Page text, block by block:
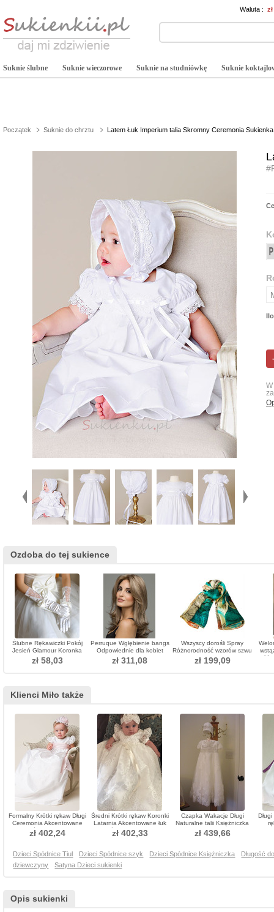
Waluta :
Suknie ślubne Suknie wieczorowe Suknie na studniówkę Suknie
Początek Suknie do chrztu Latem Łuk Imperium talia Skromny Ceremonia
Ozdoba do tej sukience
Ślubne Rękawiczki Pokój
Jesień Glamour Koronka
Tkanina Bow Tie
zł 58,03
Perruque Wgłębienie bangs
Odpowiednie dla kobiet
Long Curly Long Curly
zł 311,08
Wszyscy dorośli Spray
Różnorodność wzorów szwu
kwiatowego
zł 199,09
kość
Klienci Miło także
Formalny Krótki rękaw Długi
Ceremonia Akcentowane
łuk Spódnica do chrztu
zł 402,24
Średni Krótki rękaw Koronki
Latarnia Akcentowane łuk
Spódnica do chrztu
zł 402,33
Czapka Wakacje Długi
Naturalne talii Księżniczka
Sukienka do chrztu
zł 439,66
Dzieci Spódnice Tiul Dzieci Spódnice szyk Dzieci Spódnice Księżniczka
Długość
dziewczyny
Satyna Dzieci sukienki
Opis sukienki